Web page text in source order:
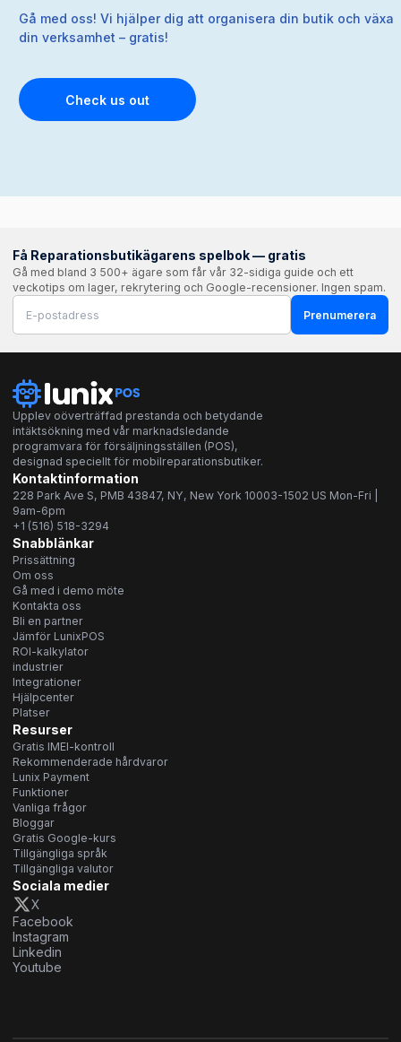
Gå med oss! Vi hjälper dig att organisera din butik och växa
din verksamhet – gratis!
Check us out
Få Reparationsbutikägarens spelbok — gratis
Gå med bland 3 500+ ägare som får vår 32-sidiga guide och ett
veckotips om lager, rekrytering och Google-recensioner. Ingen spam.
Prenumerera
Upplev oöverträffad prestanda och betydande
intäktsökning med vår marknadsledande
programvara för försäljningsställen (POS),
designad speciellt för mobilreparationsbutiker.
Kontaktinformation
228 Park Ave S, PMB 43847, NY, New York 10003-1502 US Mon-Fri |
9am-6pm
+1 (516) 518-3294
Snabblänkar
Prissättning
Om oss
Gå med i demo möte
Kontakta oss
Bli en partner
Jämför LunixPOS
ROI-kalkylator
industrier
Integrationer
Hjälpcenter
Platser
Resurser
Gratis IMEI-kontroll
Rekommenderade hårdvaror
Lunix Payment
Funktioner
Vanliga frågor
Bloggar
Gratis Google-kurs
Tillgängliga språk
Tillgängliga valutor
Sociala medier
X
Facebook
Instagram
Linkedin
Youtube